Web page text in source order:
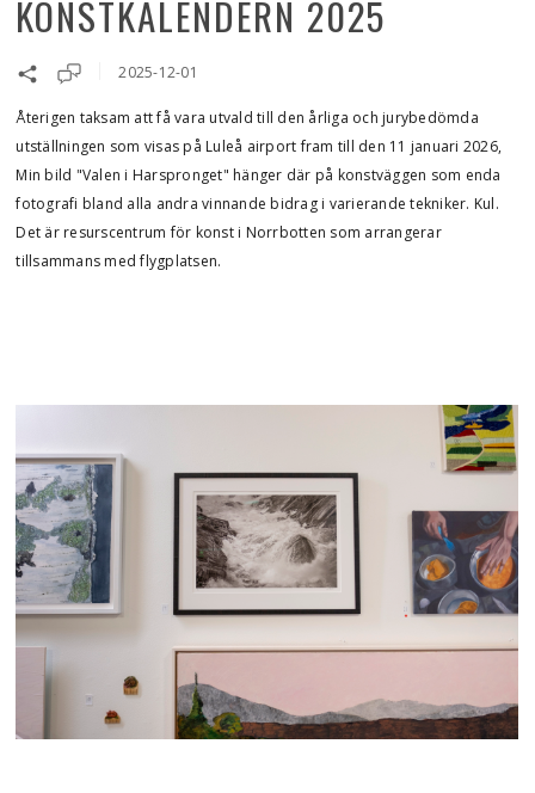
KONSTKALENDERN 2025
2025-12-01
Återigen taksam att få vara utvald till den årliga och jurybedömda
utställningen som visas på Luleå airport fram till den 11 januari 2026,
Min bild "Valen i Harspronget" hänger där på konstväggen som enda
fotografi bland alla andra vinnande bidrag i varierande tekniker. Kul.
Det är resurscentrum för konst i Norrbotten som arrangerar
tillsammans med flygplatsen.